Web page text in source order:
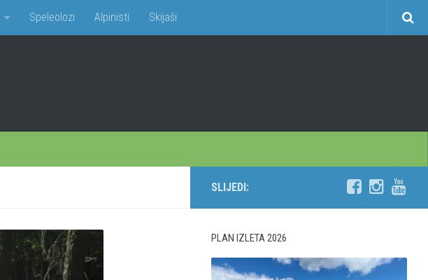
Speleolozi Alpinisti Skijaši
SLIJEDI:
PLAN IZLETA 2026